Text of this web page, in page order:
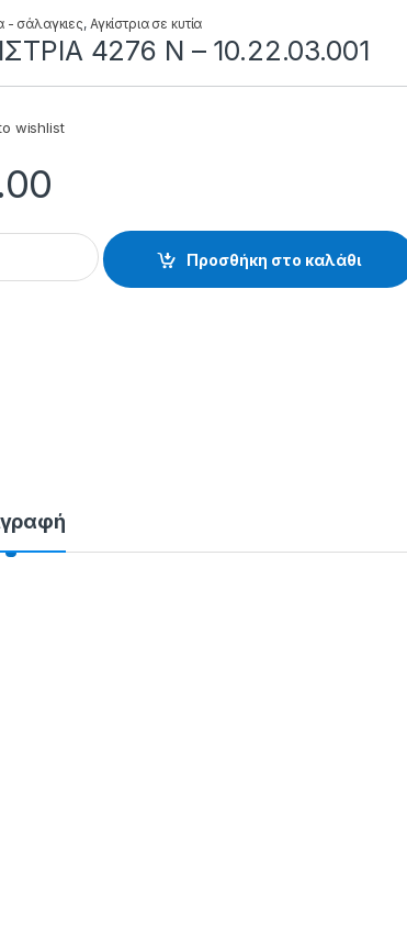
- σάλαγκιες, Αγκίστρια σε κυτία
4276 Ν – 10.22.03.001
wishlist
4276 Ν - 10.22.03.001 quantity
Προσθήκη στο καλάθι